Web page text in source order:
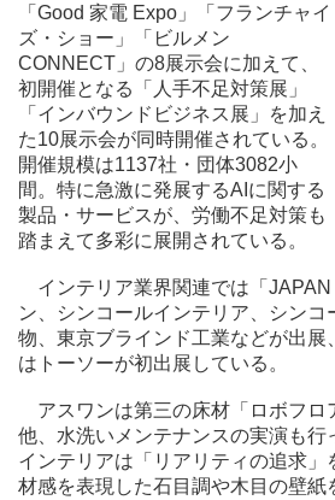
「Good 家電 Expo」「フランチャイ
ズ・ショー」「ビルメン
CONNECT」の8展示会に加えて、
初開催となる「人手不足対策展」
「インバウンドビジネス展」を加え
た10展示会が同時開催されている。
開催規模は1137社・団体3082小
間。特に急激に発展するAIに関する
製品・サービスが、労働不足対策も
踏まえて多彩に展開されている。
インテリア業界関連では「JAPAN
ン、シンコールインテリア、シン
物、東京ブラインド工業などが出展
はトーソーが初出展している。
アスワンは第三の床材「ロボフロ
他、水洗いメンテナンスの実演も行
インテリアは「リアリティの追求」
材感を表現した石目調や木目の壁紙